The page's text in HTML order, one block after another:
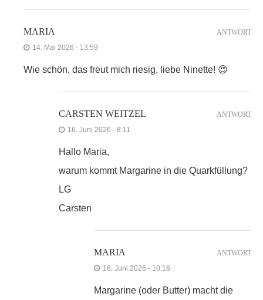
MARIA
14. Mai 2026 - 13:59
Wie schön, das freut mich riesig, liebe Ninette! 😍
ANTWORT
CARSTEN WEITZEL
16. Juni 2026 - 8:11
Hallo Maria,
warum kommt Margarine in die Quarkfüllung?
LG
Carsten
ANTWORT
MARIA
16. Juni 2026 - 10:16
Margarine (oder Butter) macht die
ANTWORT